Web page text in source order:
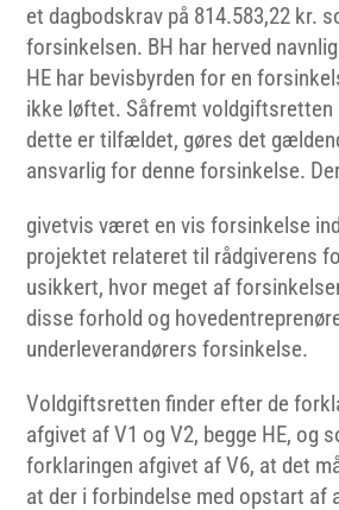
et dagbodskrav på 814.583,22 kr.
forsinkelsen. BH har herved
HE har bevisbyrden for en
ikke løftet. Såfremt voldgiftsretten
dette er tilfældet, gøres det
ansvarlig for denne forsinkelse.
givetvis været en vis forsinkelse
projektet relateret til rådgiverens
usikkert, hvor meget af
disse forhold og
underleverandørers forsinkelse.
Voldgiftsretten finder efter de
afgivet af V1 og V2, begge HE, og
forklaringen afgivet af V6, at det
at der i forbindelse med opstart af